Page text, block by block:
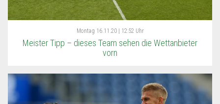
Montag 16.11.20 | 12:52 Uhr
Meister Tipp – dieses Team sehen die Wettanbieter
vorn